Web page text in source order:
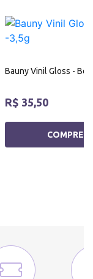
Bauny Vinil Gloss - Be
R$ 35,50
COMPRE